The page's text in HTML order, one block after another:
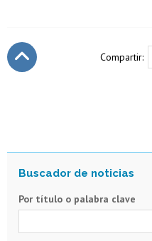
Compartir:
Por título o palabra clave